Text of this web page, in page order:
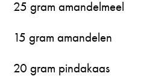
25 gram amandelmeel
15 gram amandelen
20 gram pindakaas